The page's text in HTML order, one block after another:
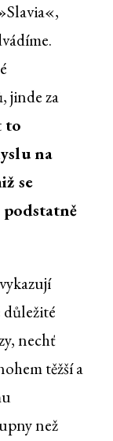
jinde za
to
na
se
podstatně
nechť
těžší a
než